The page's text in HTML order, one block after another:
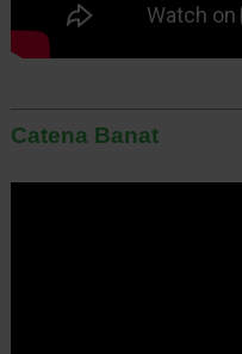
Catena Banat